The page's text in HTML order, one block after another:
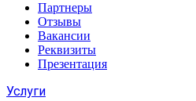
Партнеры
Отзывы
Вакансии
Реквизиты
Презентация
Услуги